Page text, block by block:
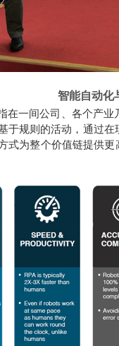
智能自动化
一间公司、各个产
于规则的活动， 通过在
为整个价值链提供